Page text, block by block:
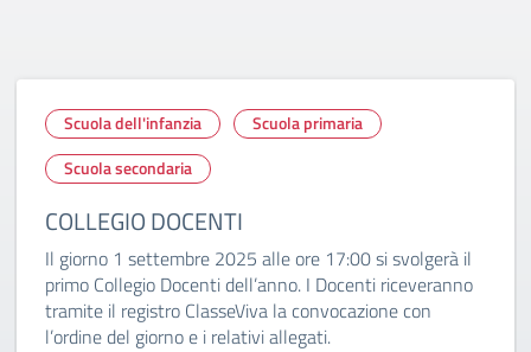
Scuola dell'infanzia
Scuola primaria
Scuola secondaria
COLLEGIO DOCENTI
Il giorno 1 settembre 2025 alle ore 17:00 si svolgerà il
primo Collegio Docenti dell’anno. I Docenti riceveranno
tramite il registro ClasseViva la convocazione con
l’ordine del giorno e i relativi allegati.